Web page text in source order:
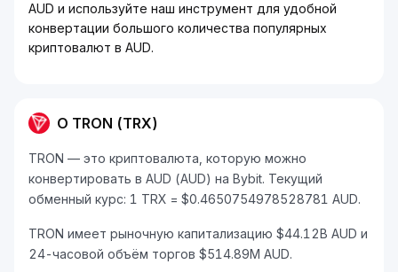
AUD и используйте наш инструмент для удобной
конвертации большого количества популярных
криптовалют в AUD.
О TRON (TRX)
TRON — это криптовалюта, которую можно
конвертировать в AUD (AUD) на Bybit. Текущий
обменный курс: 1 TRX = $0.4650754978528781 AUD.
TRON имеет рыночную капитализацию $44.12B AUD и
24-часовой объём торгов $514.89M AUD.